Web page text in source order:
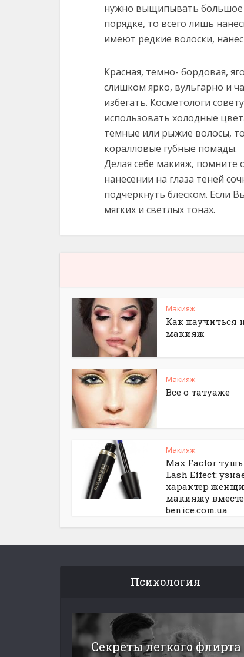
нужно выщипывать большое
порядке, то всего лишь
имеют редкие волоски,
Красная, темно- бордовая,
слишком ярко, вульгарно и
избегать. Косметологи
использовать холодные
темные или рыжие волосы,
коралловые губные помады.
Делая себе макияж, помните
нанесении на глаза теней
подчеркнуть блеском. Если
мягких и светлых тонах.
Макияж
Как научиться
макияж
Макияж
Все о татуаже
Макияж
Max Factor
Lash Effect:
характер
макияжу
benice.com.ua
Психология
Секреты легкого флирта